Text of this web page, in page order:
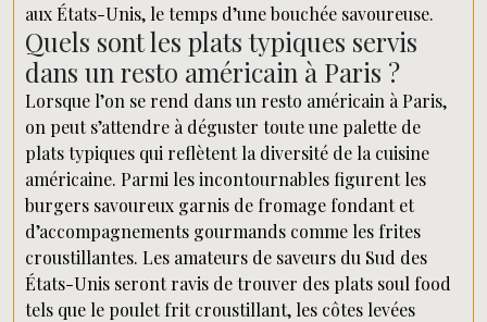
aux États-Unis, le temps d’une bouchée savoureuse.
Quels sont les plats typiques servis
dans un resto américain à Paris ?
Lorsque l’on se rend dans un resto américain à Paris,
on peut s’attendre à déguster toute une palette de
plats typiques qui reflètent la diversité de la cuisine
américaine. Parmi les incontournables figurent les
burgers savoureux garnis de fromage fondant et
d’accompagnements gourmands comme les frites
croustillantes. Les amateurs de saveurs du Sud des
États-Unis seront ravis de trouver des plats soul food
tels que le poulet frit croustillant, les côtes levées